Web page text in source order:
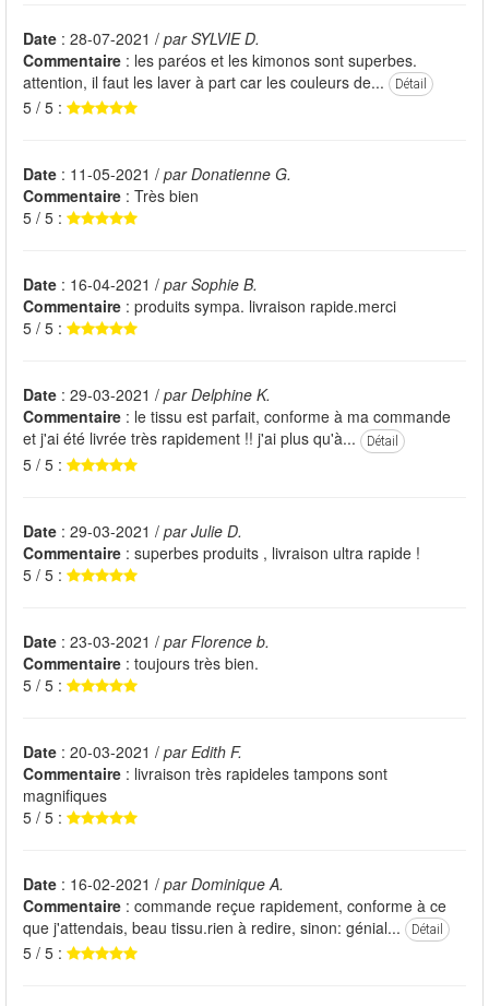
Date : 28-07-2021 / par SYLVIE D.
Commentaire : les paréos et les kimonos sont superbes.
attention, il faut les laver à part car les couleurs de...
Détail
5 / 5 :
Date : 11-05-2021 / par Donatienne G.
Commentaire : Très bien
5 / 5 :
Date : 16-04-2021 / par Sophie B.
Commentaire : produits sympa. livraison rapide.merci
5 / 5 :
Date : 29-03-2021 / par Delphine K.
Commentaire : le tissu est parfait, conforme à ma commande
et j'ai été livrée très rapidement !! j'ai plus qu'à...
Détail
5 / 5 :
Date : 29-03-2021 / par Julie D.
Commentaire : superbes produits , livraison ultra rapide !
5 / 5 :
Date : 23-03-2021 / par Florence b.
Commentaire : toujours très bien.
5 / 5 :
Date : 20-03-2021 / par Edith F.
Commentaire : livraison très rapideles tampons sont
magnifiques
5 / 5 :
Date : 16-02-2021 / par Dominique A.
Commentaire : commande reçue rapidement, conforme à ce
que j'attendais, beau tissu.rien à redire, sinon: génial...
Détail
5 / 5 :